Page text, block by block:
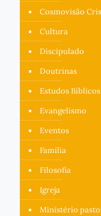
Cosmovisão
Cultura
Discipulado
Doutrinas
Estudos Bíblicos
Evangelismo
Eventos
Família
Filosofia
Igreja
Ministério